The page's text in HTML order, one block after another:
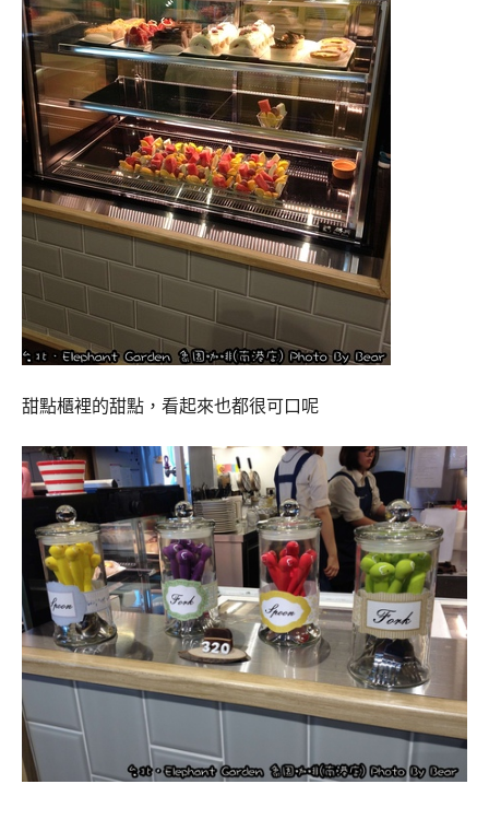
甜點櫃裡的甜點，看起來也都很可口呢